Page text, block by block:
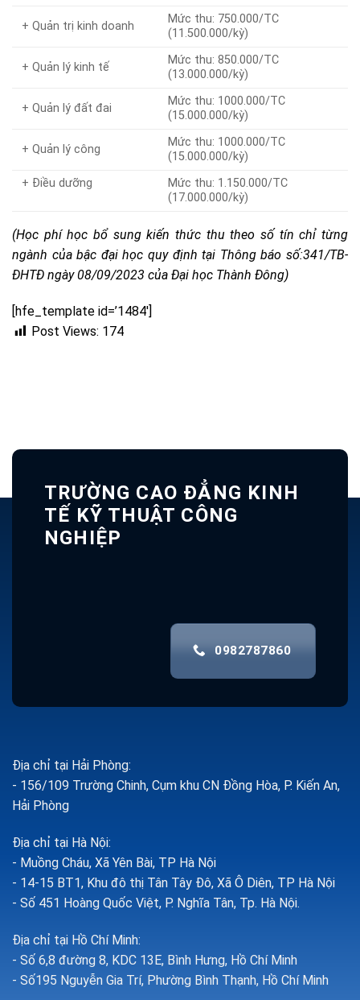
+ Quản trị kinh doanh
Mức thu: 750.000/TC
(11.500.000/kỳ)
+ Quản lý kinh tế
Mức thu: 850.000/TC
(13.000.000/kỳ)
+ Quản lý đất đai
Mức thu: 1000.000/TC
(15.000.000/kỳ)
+ Quản lý công
Mức thu: 1000.000/TC
(15.000.000/kỳ)
+ Điều dưỡng
Mức thu: 1.150.000/TC
(17.000.000/kỳ)
(Học phí học bổ sung kiến thức thu theo số tín chỉ từng
ngành của bậc đại học quy định tại Thông báo số:341/TB-
ĐHTĐ ngày 08/09/2023 của Đại học Thành Đông)
[hfe_template id=’1484′]
Post Views: 174
TRƯỜNG CAO ĐẲNG KINH
TẾ KỸ THUẬT CÔNG
NGHIỆP
0982787860
Địa chỉ tại Hải Phòng:
- 156/109 Trường Chinh, Cụm khu CN Đồng Hòa, P. Kiến An,
Hải Phòng
Địa chỉ tại Hà Nội:
- Muồng Cháu, Xã Yên Bài, TP Hà Nội
- 14-15 BT1, Khu đô thị Tân Tây Đô, Xã Ô Diên, TP Hà Nội
- Số 451 Hoàng Quốc Việt, P. Nghĩa Tân, Tp. Hà Nội.
Địa chỉ tại Hồ Chí Minh:
- Số 6,8 đường 8, KDC 13E, Bình Hưng, Hồ Chí Minh
- Số195 Nguyễn Gia Trí, Phường Bình Thạnh, Hồ Chí Minh